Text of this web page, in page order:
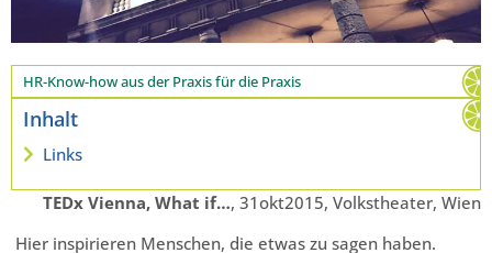
HR-Know-how aus der Praxis für die Praxis
Inhalt
Links
TEDx Vienna, What if…, 31okt2015, Volkstheater, Wien
Hier inspirieren Menschen, die etwas zu sagen haben.